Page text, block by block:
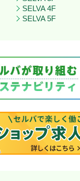
SELVA 4F
SELVA 5F